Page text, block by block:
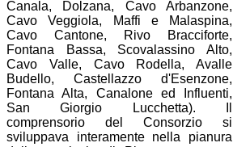
Canala, Dolzana, Cavo Arbanzone,
Cavo Veggiola, Maffi e Malaspina,
Cavo Cantone, Rivo Bracciforte,
Fontana Bassa, Scovalassino Alto,
Cavo Valle, Cavo Rodella, Avalle
Budello, Castellazzo d'Esenzone,
Fontana Alta, Canalone ed Influenti,
San Giorgio Lucchetta). Il
comprensorio del Consorzio si
sviluppava interamente nella pianura